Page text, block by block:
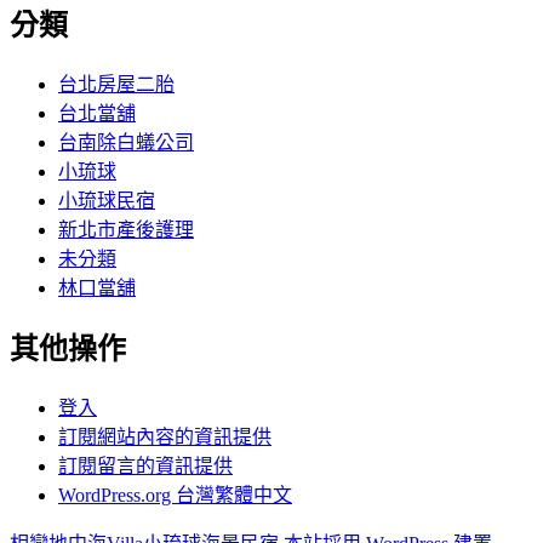
分類
台北房屋二胎
台北當舖
台南除白蟻公司
小琉球
小琉球民宿
新北市產後護理
未分類
林口當舖
其他操作
登入
訂閱網站內容的資訊提供
訂閱留言的資訊提供
WordPress.org 台灣繁體中文